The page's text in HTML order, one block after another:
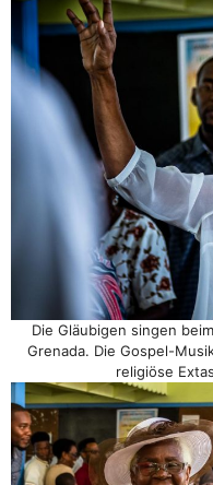
Die Gläubigen singen
Grenada. Die Gospel-
religiöse